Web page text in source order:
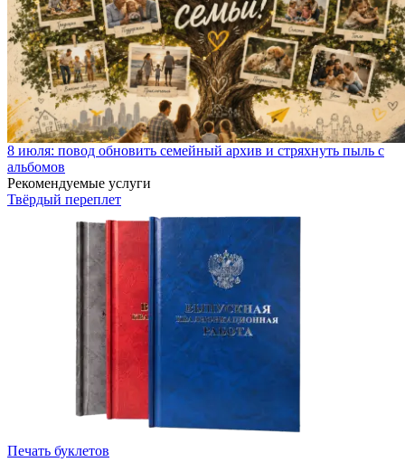
8 июля: повод обновить семейный архив и стряхнуть пыль с
альбомов
Рекомендуемые услуги
Твёрдый переплет
Печать буклетов